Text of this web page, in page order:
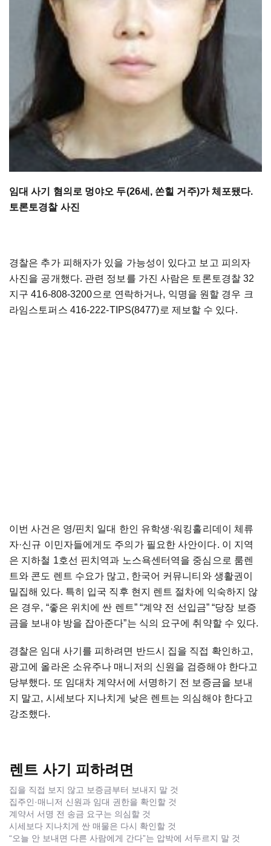
임대 사기 혐의로 멍야오 두(26세, 쏜힐 거주)가 체포됐다.
토론토경찰 사진
경찰은 추가 피해자가 있을 가능성이 있다고 보고 피의자
사진을 공개했다. 관련 정보를 가진 사람은 토론토경찰 32
지구 416-808-3200으로 연락하거나, 익명을 원할 경우 크
라임스토퍼스 416-222-TIPS(8477)로 제보할 수 있다.
이번 사건은 영/핀치 일대 한인 유학생·워킹홀리데이 체류
자·신규 이민자들에게도 주의가 필요한 사안이다. 이 지역
은 지하철 1호선 핀치역과 노스욕센터역을 중심으로 룸렌
트와 콘도 렌트 수요가 많고, 한국어 커뮤니티와 생활권이
밀집해 있다. 특히 입국 직후 현지 렌트 절차에 익숙하지 않
은 경우, “좋은 위치에 싼 렌트” “계약 전 선입금” “당장 보증
금을 보내야 방을 잡아준다”는 식의 요구에 취약할 수 있다.
경찰은 임대 사기를 피하려면 반드시 집을 직접 확인하고,
광고에 올라온 소유주나 매니저의 신원을 검증해야 한다고
당부했다. 또 임대차 계약서에 서명하기 전 보증금을 보내
지 말고, 시세보다 지나치게 낮은 렌트는 의심해야 한다고
강조했다.
렌트 사기 피하려면
집을 직접 보지 않고 보증금부터 보내지 말 것
집주인·매니저 신원과 임대 권한을 확인할 것
계약서 서명 전 송금 요구는 의심할 것
시세보다 지나치게 싼 매물은 다시 확인할 것
“오늘 안 보내면 다른 사람에게 간다”는 압박에 서두르지 말 것